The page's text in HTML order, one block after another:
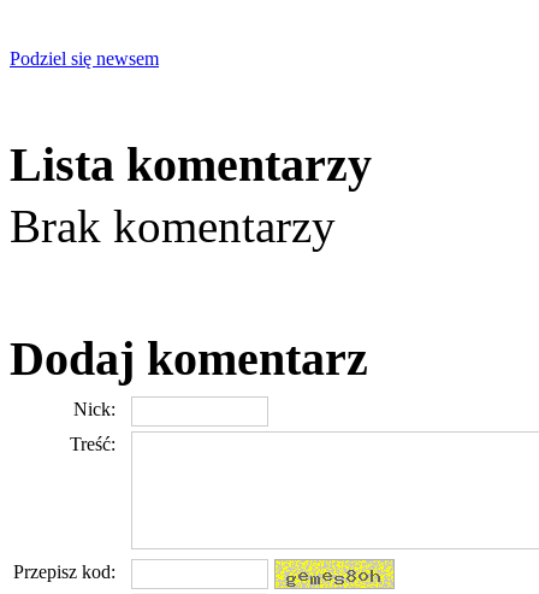
Podziel się newsem
Lista komentarzy
Brak komentarzy
Dodaj komentarz
Nick:
Treść:
Przepisz kod: